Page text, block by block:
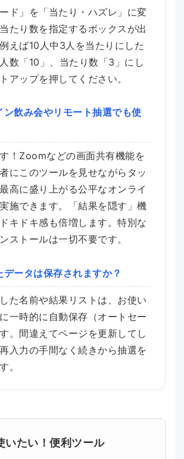
ド」を「当たり・ハズレ」に変
たり数を指定するボックスが出
えば10人中3人を当たりにした
数「10」、当たり数「3」にし
アップを押してください。
ン飲み会やリモート抽選でも使
！Zoomなどの画面共有機能を
にこのツールを見せながらタッ
高に盛り上がる公平なオンライ
施できます。「結果を隠す」機
キドキ感も倍増します。特別な
ストールは一切不要です。
データは保存されますか？
た名前や結果リストは、お使い
一時的に自動保存（オートセー
。間違えてページを更新してし
入力の手間なく続きから抽選を
。
いたい！便利ツール